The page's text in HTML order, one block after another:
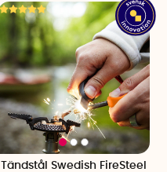
Tändstål Swedish FireSteel